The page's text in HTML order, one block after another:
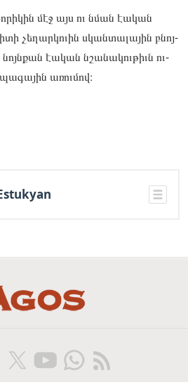
մէջ այս ու նման էական
չե­ղար­կո­ւին սկան­տա­լային բնոյ­
էական նշա­նակու­թիւն ու­
առու­մով։